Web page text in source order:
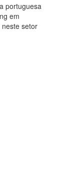
portuguesa
em
setor